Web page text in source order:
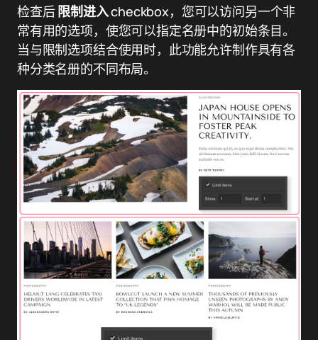
检查后 限制进入checkbox，您可以访问另一个非
常有用的选项，使您可以指定名册中的初始条目。
当与限制选项结合使用时，此功能允许制作具有各
种分类名册的不同布局。